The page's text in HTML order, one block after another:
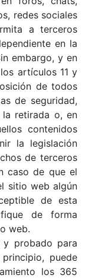
redes sociales
a terceros
en la
embargo, y en
artículos 11 y
de todos
de seguridad,
retirada o, en
contenidos
la legislación
de terceros
caso de que el
sitio web algún
de esta
de forma
web.
probado para
puede
los 365